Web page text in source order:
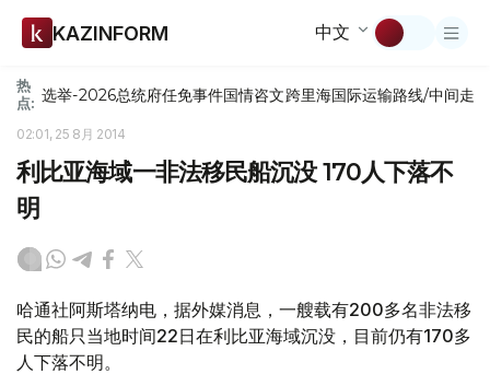
KAZINFORM 中文
热
点: 选举-2026总统府任免事件国情咨文跨里海国际运输路线/中间走廊
02:01, 25 8月 2014
利比亚海域一非法移民船沉没 170人下落不
明
哈通社阿斯塔纳电，据外媒消息，一艘载有200多名非法移
民的船只当地时间22日在利比亚海域沉没，目前仍有170多
人下落不明。